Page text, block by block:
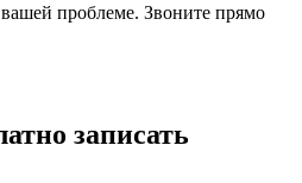
проблеме. Звоните прямо
записать